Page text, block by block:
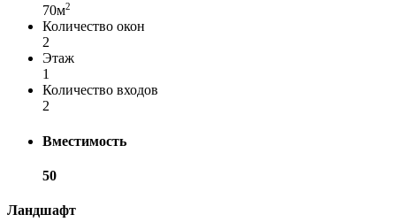
70м2
Количество окон
2
Этаж
1
Количество входов
2
Вместимость
50
Ландшафт